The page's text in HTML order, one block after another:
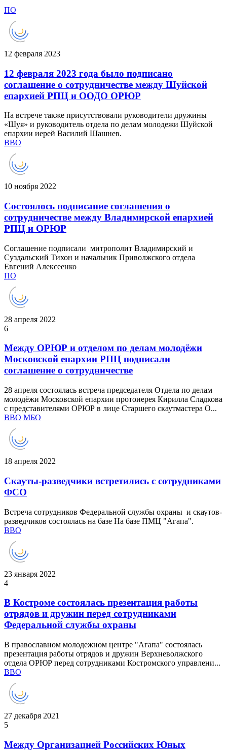
ПО
12 февраля 2023
12 февраля 2023 года было подписано
соглашение о сотрудничестве между Шуйской
епархией РПЦ и ООДО ОРЮР
На встрече также присутствовали руководители дружины
«Шуя» и руководитель отдела по делам молодежи Шуйской
епархии иерей Василий Шашнев.
ВВО
10 ноября 2022
Состоялось подписание соглашения о
сотрудничестве между Владимирской епархией
РПЦ и ОРЮР
Соглашение подписали митрополит Владимирский и
Суздальский Тихон и начальник Приволжского отдела
Евгений Алексеенко
ПО
28 апреля 2022
6
Между ОРЮР и отделом по делам молодёжи
Московской епархии РПЦ подписали
соглашение о сотрудничестве
28 апреля состоялась встреча председателя Отдела по делам
молодёжи Московской епархии протоиерея Кирилла Сладкова
с представителями ОРЮР в лице Старшего скаутмастера О...
ВВО МБО
18 апреля 2022
Скауты-разведчики встретились с сотрудниками
ФСО
Встреча сотрудников Федеральной службы охраны и скаутов-
разведчиков состоялась на базе На базе ПМЦ "Агапа".
ВВО
23 января 2022
4
В Костроме состоялась презентация работы
отрядов и дружин перед сотрудниками
Федеральной службы охраны
В православном молодежном центре "Агапа" состоялась
презентация работы отрядов и дружин Верхневолжского
отдела ОРЮР перед сотрудниками Костромского управлени...
ВВО
27 декабря 2021
5
Между Организацией Российских Юных